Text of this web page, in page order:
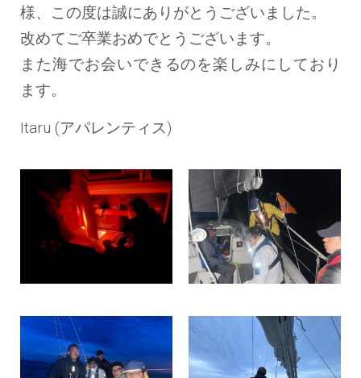
様、この度は誠にありがとうございました。
改めてご卒業おめでとうございます。
また海でお会いできるのを楽しみにしており
ます。
Itaru (アパレンティス)